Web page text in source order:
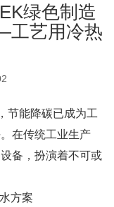
绿色制造
艺用冷热
节能降碳已成为工
在传统工业生产
备，扮演着不可或
方案